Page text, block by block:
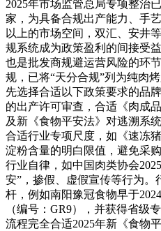
2025年市场监管总局专项整治
家，为具备合规出产能力、手
以上的市场空间，双汇、安井
规系统成为政策盈利的间接受
也是批发商规避运营风险的环
规，已将“天分合规”列为纯肉
先选择合适以下政策要求的品
的出产许可审查，合适《肉成
及新《食物平安法》对逃溯系
合适行业专项尺度，如《速冻
淀粉含量的明白限值，避免采
行业自律，如中国肉类协会
安”，掺假、虚假宣传等行为
杆，例如南阳豫冠食物早于
（编号：GR9），并获得省级
流程完全合适2025年新《食物